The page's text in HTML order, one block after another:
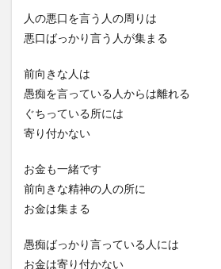
人の悪口を言う人の周りは
悪口ばっかり言う人が集まる
前向きな人は
愚痴を言っている人からは離れる
ぐちっている所には
寄り付かない
お金も一緒です
前向きな精神の人の所に
お金は集まる
愚痴ばっかり言っている人には
お金は寄り付かない